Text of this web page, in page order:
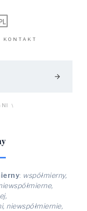
KONTAKT
arrow_forward
NI \
: współmierny,
niewspółmiernie,